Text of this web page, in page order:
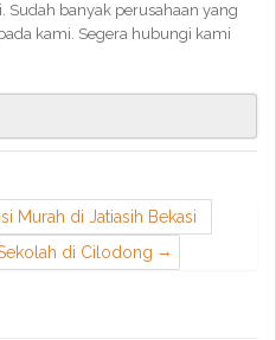
banyak perusahaan yang
kami. Segera hubungi kami
Murah di Jatiasih Bekasi
di Cilodong